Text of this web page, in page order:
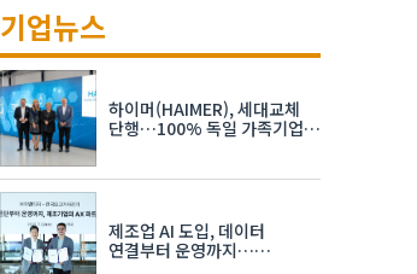
08.19~08.21
K-PRINT
08.19~08.22
자율주행모빌리티산업전
08.25~08.27
차세대 반도체 패키징 산업전
08.26~08.28 수원컨벤션센터
기업뉴스
하이머(HAIMER), 세대교체
단행…100% 독일 가족기업
제조업 AI 도입, 데이터
연결부터 운영까지…